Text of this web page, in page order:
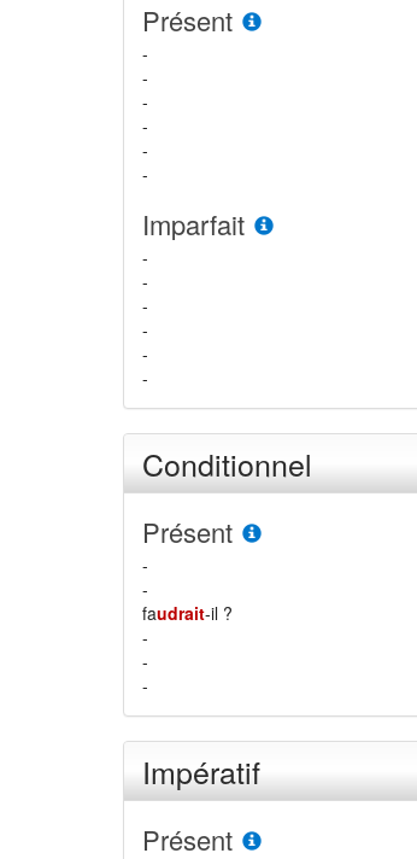
Présent
-
-
-
-
-
-
Imparfait
-
-
-
-
-
-
Conditionnel
Présent
-
-
faudrait-il ?
-
-
-
Impératif
Présent